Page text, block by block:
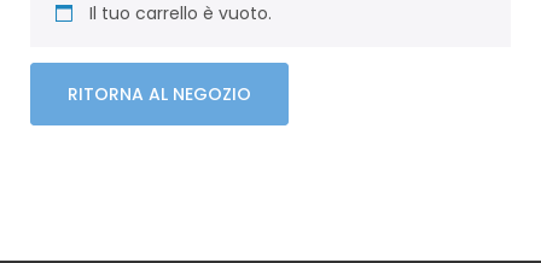
Il tuo carrello è vuoto.
RITORNA AL NEGOZIO